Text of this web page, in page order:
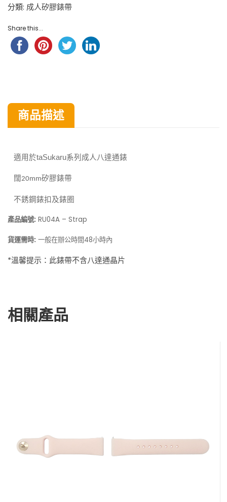
分類: 成人矽膠錶帶
Share this...
商品描述
適用於taSukaru系列成人八達通錶
闊20mm矽膠錶帶
不銹鋼錶扣及錶圈
產品編號: RU04A – Strap
貨運需時: 一般在辦公時間 48小時內
*溫馨提示：此錶帶不含八達通晶片
相關產品